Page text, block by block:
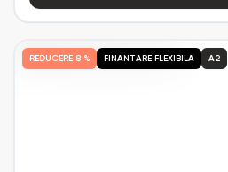
REDUCERE 8 % FINANTARE FLEXIBILA A2